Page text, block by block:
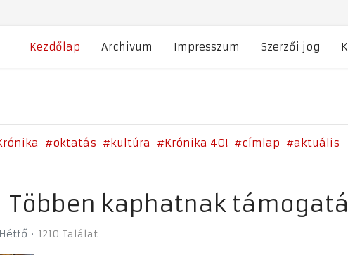
Kezdőlap Archivum Impresszum Szerzői jog
oktatás kultúra Krónika 40! címlap aktuális
Többen kaphatnak
1210 Találat